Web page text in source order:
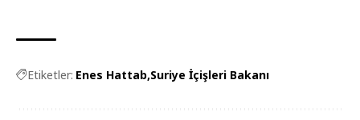
Etiketler: Enes Hattab Suriye İçişleri Bakanı